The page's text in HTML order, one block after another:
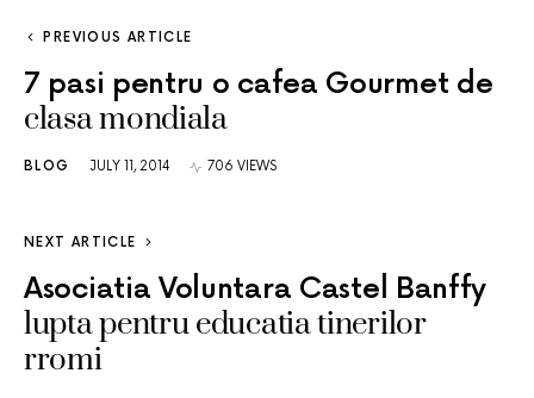
PREVIOUS ARTICLE
7 pasi pentru o cafea Gourmet de
clasa mondiala
BLOG JULY 11, 2014 706 VIEWS
NEXT ARTICLE
Asociatia Voluntara Castel Banffy
lupta pentru educatia tinerilor
rromi